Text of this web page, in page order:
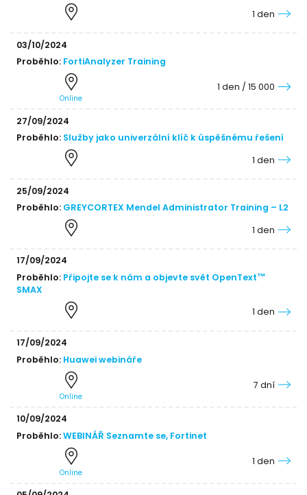
1 den
03/10/2024
Proběhlo:FortiAnalyzer Training
Online
1 den / 15 000
27/09/2024
Proběhlo:Služby jako univerzální klíč k úspěšnému řešení
1 den
25/09/2024
Proběhlo:GREYCORTEX Mendel Administrator Training – L2
1 den
17/09/2024
Proběhlo:Připojte se k nám a objevte svět OpenText™
SMAX
1 den
17/09/2024
Proběhlo:Huawei webináře
Online
7 dní
10/09/2024
Proběhlo:WEBINÁŘ Seznamte se, Fortinet
Online
1 den